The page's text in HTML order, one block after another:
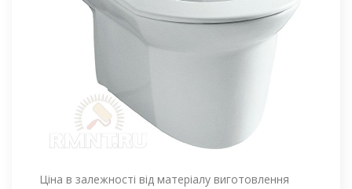
Ціна в залежності від матеріалу виготовлення